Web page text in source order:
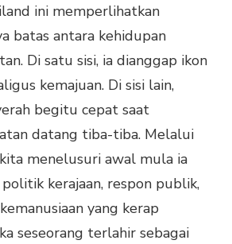
ini memperlihatkan
batas antara kehidupan
Di satu sisi, ia dianggap ikon
kemajuan. Di sisi lain,
begitu cepat saat
datang tiba-tiba. Melalui
menelusuri awal mula ia
kerajaan, respon publik,
yang kerap
seseorang terlahir sebagai